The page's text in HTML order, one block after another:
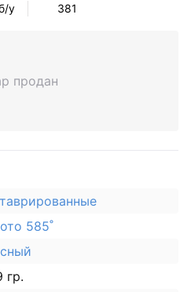
у 381
продан
585˚
гр.